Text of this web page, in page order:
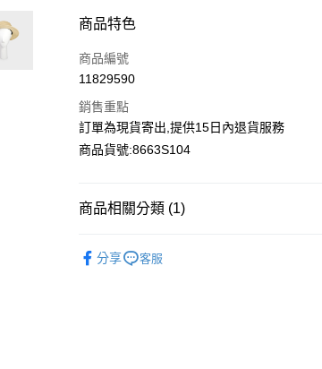
付款方式
信用卡一次付款
LINE Pay
Apple Pay
商品特色
商品編號
11829590
銷售重點
訂單為現貨寄出,提供15日內退貨服務
商品貨號:8663S104
商品相關分類 (1)
分享
客服